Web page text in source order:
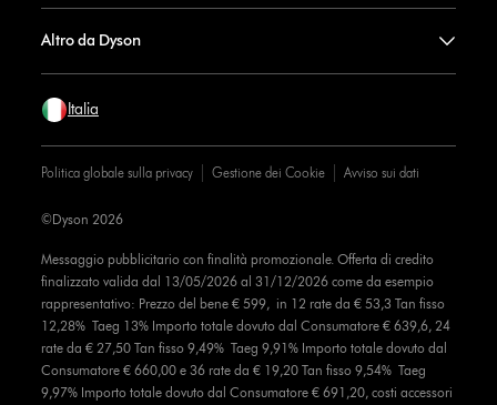
Altro da Dyson
Italia
Politica globale sulla privacy Gestione dei Cookie Avviso sui dati
Messaggio pubblicitario con finalità promozionale. Offerta di credito
finalizzato valida dal 13/05/2026 al 31/12/2026 come da esempio
rappresentativo: Prezzo del bene € 599, in 12 rate da € 53,3 Tan fisso
12,28% Taeg 13% Importo totale dovuto dal Consumatore € 639,6, 24
rate da € 27,50 Tan fisso 9,49% Taeg 9,91% Importo totale dovuto dal
Consumatore € 660,00 e 36 rate da € 19,20 Tan fisso 9,54% Taeg
9,97% Importo totale dovuto dal Consumatore € 691,20, costi accessori
©Dyson 2026